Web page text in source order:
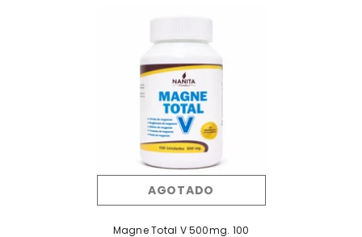
AGOTADO
Magne Total V 500mg. 100